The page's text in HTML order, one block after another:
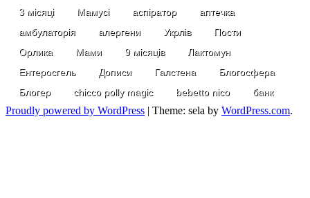
3 місяці Мамусі аспіратор
аптечка
амбулаторія
алергени Укрлів
Пости
Орлика
Мами 9 місяців
Лактомун
Ентеросгель
Дописи Галстена
Блогосфера
Блогер
chicco polly magic bebetto nico банк
Proudly powered by WordPress | Theme: sela by WordPress.com.